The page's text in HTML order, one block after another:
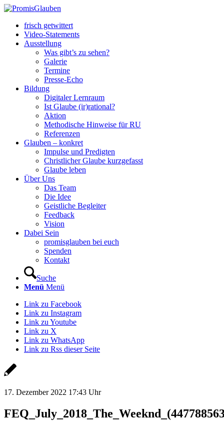
frisch getwittert
Video-Statements
Ausstellung
Was gibt’s zu sehen?
Galerie
Termine
Presse-Echo
Bildung
Digitaler Lernraum
Ist Glaube (ir)rational?
Aktion
Methodische Hinweise für RU
Referenzen
Glauben – konkret
Impulse und Predigten
Christlicher Glaube kurzgefasst
Glaube leben
Über Uns
Das Team
Die Idee
Geistliche Begleiter
Feedback
Vision
Dabei Sein
promisglauben bei euch
Spenden
Kontakt
Suche
Menü Menü
Link zu Facebook
Link zu Instagram
Link zu Youtube
Link zu X
Link zu WhatsApp
Link zu Rss dieser Seite
17. Dezember 2022 17:43 Uhr